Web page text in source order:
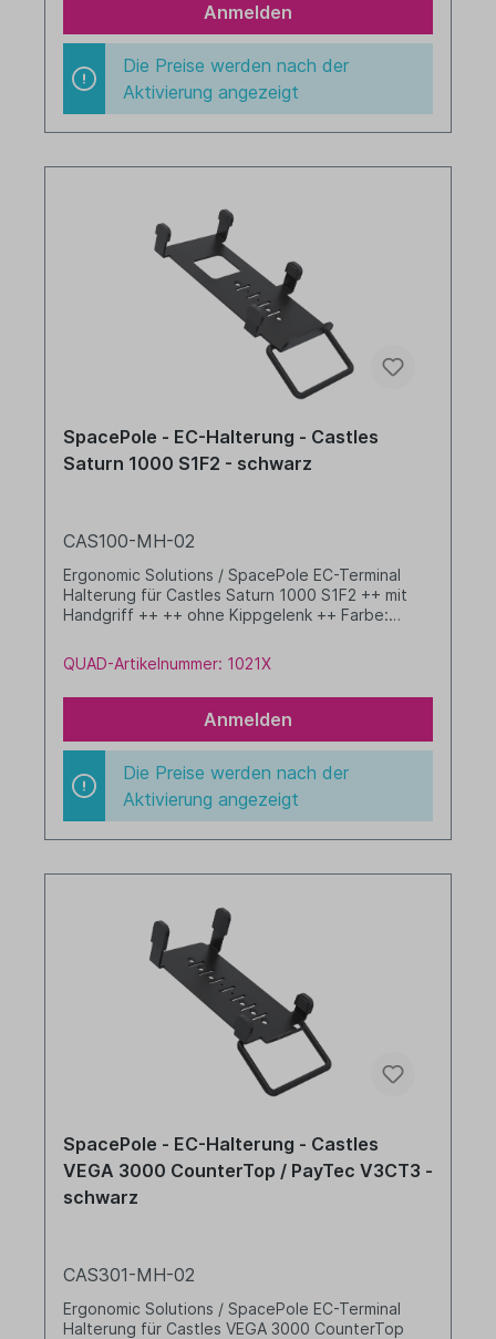
Anmelden
Die Preise werden nach der
Aktivierung angezeigt
SpacePole - EC-Halterung - Castles
Saturn 1000 S1F2 - schwarz
CAS100-MH-02
Ergonomic Solutions / SpacePole EC-Terminal
Halterung für Castles Saturn 1000 S1F2 ++ mit
Handgriff ++ ++ ohne Kippgelenk ++ Farbe:
QUAD-Artikelnummer: 1021X
Anmelden
Die Preise werden nach der
Aktivierung angezeigt
SpacePole - EC-Halterung - Castles
VEGA 3000 CounterTop / PayTec V3CT3 -
schwarz
CAS301-MH-02
Ergonomic Solutions / SpacePole EC-Terminal
Halterung für Castles VEGA 3000 CounterTop